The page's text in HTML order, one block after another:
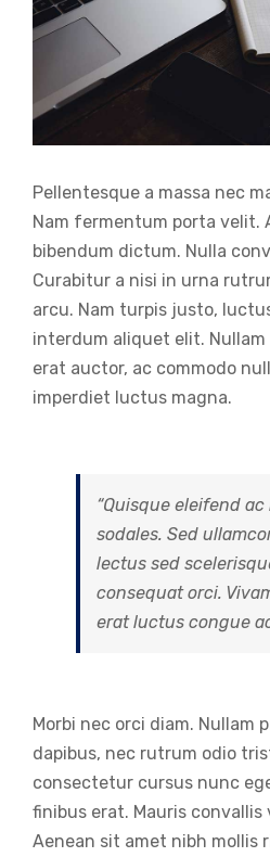
Pellentesque a massa nec
Nam fermentum porta velit.
bibendum dictum. Nulla
Curabitur a nisi in urna
arcu. Nam turpis justo,
interdum aliquet elit.
erat auctor, ac commodo
imperdiet luctus magna.
“Quisque eleifend
sodales. Sed
lectus sed
consequat orci.
erat luctus congue
Morbi nec orci diam. Nullam
dapibus, nec rutrum odio
consectetur cursus nunc
finibus erat. Mauris
Aenean sit amet nibh mollis